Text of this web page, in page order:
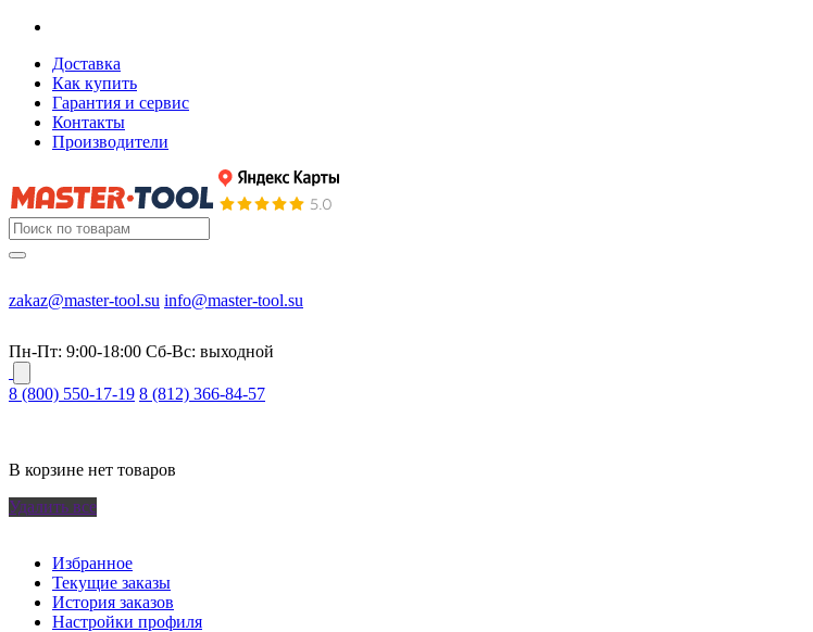
Доставка
Как купить
Гарантия и сервис
Контакты
Производители
zakaz@master-tool.su info@master-tool.su
Пн-Пт: 9:00-18:00 Cб-Вс: выходной
8 (800) 550-17-19 8 (812) 366-84-57
В корзине нет товаров
Удалить все
Избранное
Текущие заказы
История заказов
Настройки профиля